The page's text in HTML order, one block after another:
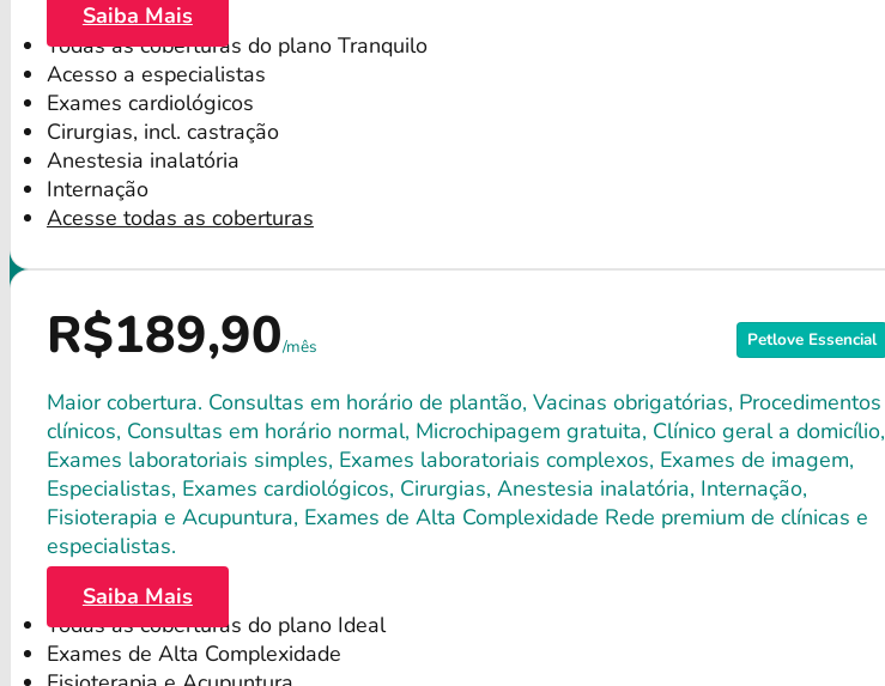
Saiba Mais
Todas as coberturas do plano Tranquilo
Acesso a especialistas
Exames cardiológicos
Cirurgias, incl. castração
Anestesia inalatória
Internação
Acesse todas as coberturas
Petlove Essencial
R$189,90/mês
Maior cobertura. Consultas em horário de plantão, Vacinas obrigatórias, Procedimentos
clínicos, Consultas em horário normal, Microchipagem gratuita, Clínico geral a domicílio,
Exames laboratoriais simples, Exames laboratoriais complexos, Exames de imagem,
Especialistas, Exames cardiológicos, Cirurgias, Anestesia inalatória, Internação,
Fisioterapia e Acupuntura, Exames de Alta Complexidade Rede premium de clínicas e
especialistas.
Saiba Mais
Todas as coberturas do plano Ideal
Exames de Alta Complexidade